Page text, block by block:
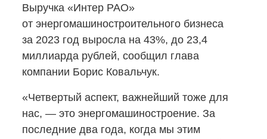
Выручка «Интер РАО»
от энергомашиностроительного бизнеса
за 2023 год выросла на 43%, до 23,4
миллиарда рублей, сообщил глава
компании Борис Ковальчук.
«Четвертый аспект, важнейший тоже для
нас, — это энергомашиностроение. За
последние два года, когда мы этим